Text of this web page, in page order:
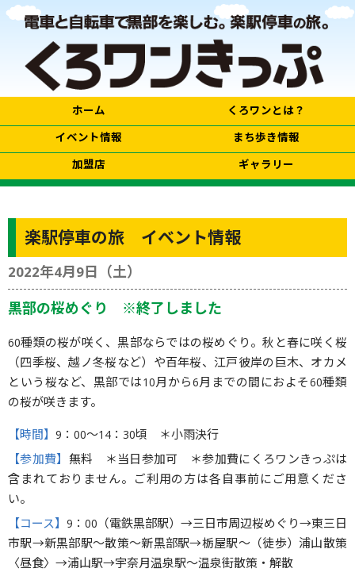
ホーム
くろワンとは？
イベント情報
まち歩き情報
加盟店
ギャラリー
楽駅停車の旅 イベント情報
2022年4月9日（土）
黒部の桜めぐり ※終了しました
60種類の桜が咲く、黒部ならではの桜めぐり。秋と春に咲く桜
（四季桜、越ノ冬桜など）や百年桜、江戸彼岸の巨木、オカメ
という桜など、黒部では10月から6月までの間におよそ60種類
の桜が咲きます。
【時間】 9：00〜14：30頃 ＊小雨決行
【参加費】 無料 ＊当日参加可 ＊参加費にくろワンきっぷは
含まれておりません。ご利用の方は各自事前にご用意くださ
い。
【コース】 9：00（電鉄黒部駅）→三日市周辺桜めぐり→東三日
市駅→新黒部駅〜散策〜新黒部駅→栃屋駅〜（徒歩）浦山散策
〈昼食〉→浦山駅→宇奈月温泉駅〜温泉街散策・解散